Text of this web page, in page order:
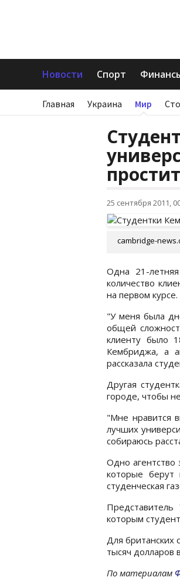
Новости Спорт
Главная Украина Мир
25 сентября 2011,
cambridge-
Одна 21-
количество
на первом курсе.
"У меня была
общей
клиенту было
Кембриджа, а
рассказала
Другая
городе, чтобы
"Мне нравится
лучших
собираюсь
Одно агентство
которые берут
студенческая
которым
Для британских
тысяч долларов
По материалам